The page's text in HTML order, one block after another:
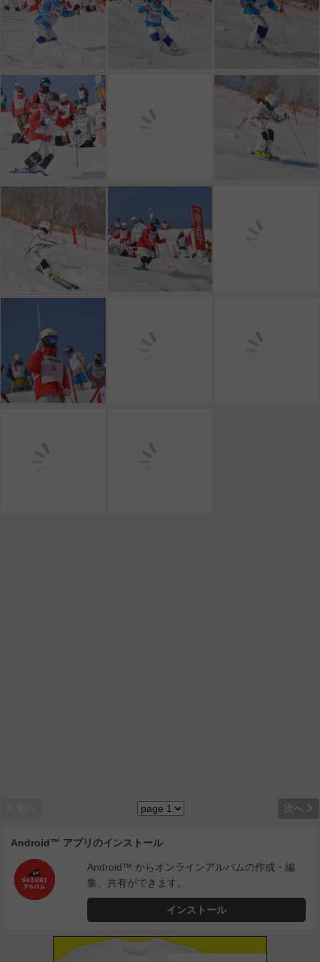
次へ 
Android™ アプリのインストール
Android™ からオンラインアルバムの作成・編
集、共有ができます。
インストール